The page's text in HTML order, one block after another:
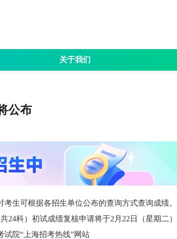
关于我们
专业目录
公布
生可根据各招生单位公布的查询方式查询成绩。
科）初试成绩复核申请将于2月22日（星期二）
试院“上海招考热线”网站